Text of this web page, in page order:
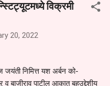
केली आहे. या निवेदनाच्या प्रती
तसेच तालुका शिक्षण अधिकारी,
याबाबत काय निर्णय घेते, याकडे
विक्रमी
20, 2022
जयंती निमित्त यश अर्बन को-
बाजीराव पाटील आकात बहुउद्देशीय